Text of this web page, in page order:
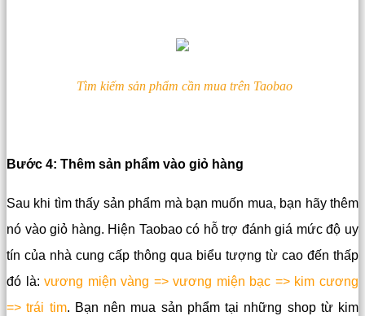
Tìm kiếm sản phẩm cần mua trên Taobao
Bước 4: Thêm sản phẩm vào giỏ hàng
Sau khi tìm thấy sản phẩm mà bạn muốn mua, bạn hãy thêm
nó vào giỏ hàng. Hiện Taobao có hỗ trợ đánh giá mức độ uy
tín của nhà cung cấp thông qua biểu tượng từ cao đến thấp
đó là:vương miện vàng => vương miện bạc => kim cương
=> trái tim. Bạn nên mua sản phẩm tại những shop từ kim